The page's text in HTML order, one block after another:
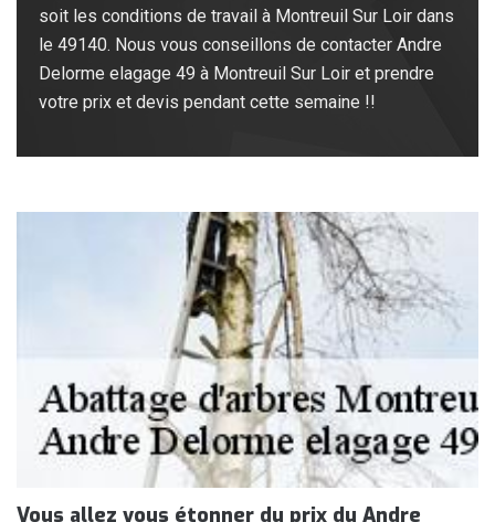
soit les conditions de travail à Montreuil Sur Loir dans
le 49140. Nous vous conseillons de contacter Andre
Delorme elagage 49 à Montreuil Sur Loir et prendre
votre prix et devis pendant cette semaine !!
Vous allez vous étonner du prix du Andre